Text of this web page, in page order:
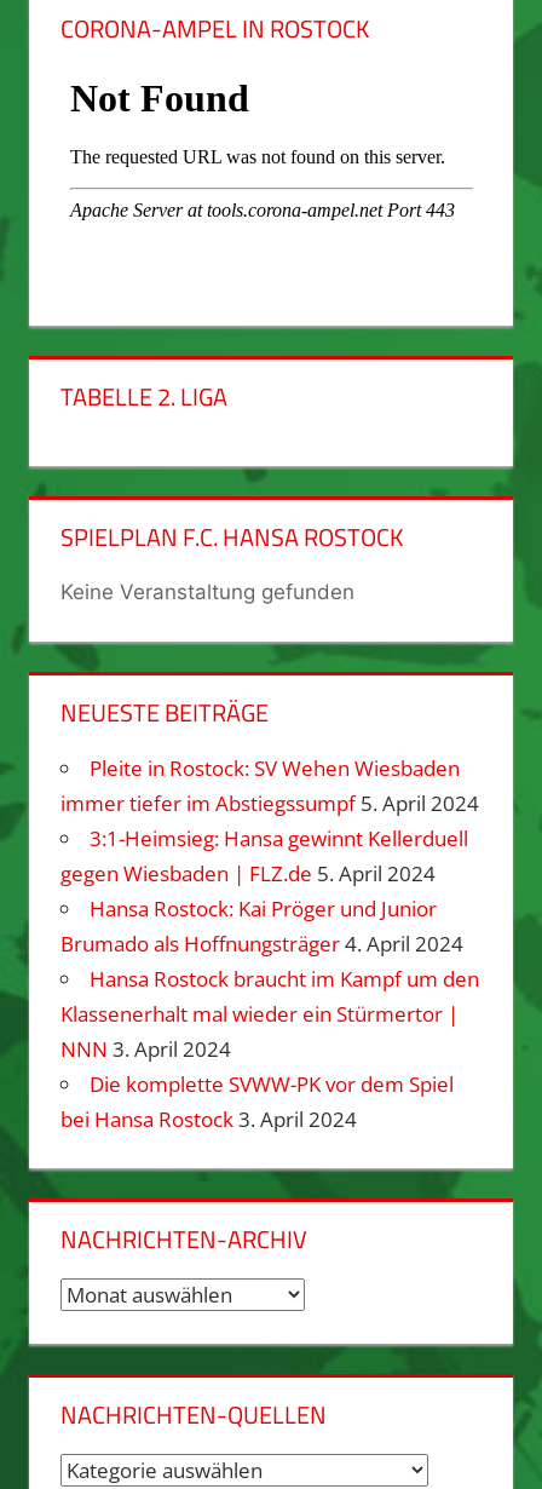
CORONA-AMPEL IN ROSTOCK
TABELLE 2. LIGA
SPIELPLAN F.C. HANSA ROSTOCK
Keine Veranstaltung gefunden
NEUESTE BEITRÄGE
Pleite in Rostock: SV Wehen Wiesbaden
immer tiefer im Abstiegssumpf 5. April 2024
3:1-Heimsieg: Hansa gewinnt Kellerduell
gegen Wiesbaden | FLZ.de 5. April 2024
Hansa Rostock: Kai Pröger und Junior
Brumado als Hoffnungsträger4. April 2024
Hansa Rostock braucht im Kampf um den
Klassenerhalt mal wieder ein Stürmertor |
NNN 3. April 2024
Die komplette SVWW-PK vor dem Spiel
bei Hansa Rostock3. April 2024
NACHRICHTEN-ARCHIV
Nachrichten-
NACHRICHTEN-QUELLEN
Nachrichten-